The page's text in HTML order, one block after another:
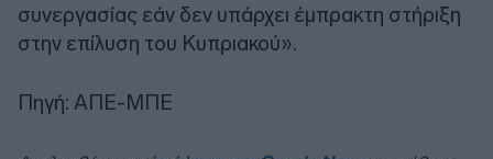
συνεργασίας εάν δεν υπάρχει έμπρακτη στήριξη
στην επίλυση του Κυπριακού».
Πηγή: ΑΠΕ-ΜΠΕ